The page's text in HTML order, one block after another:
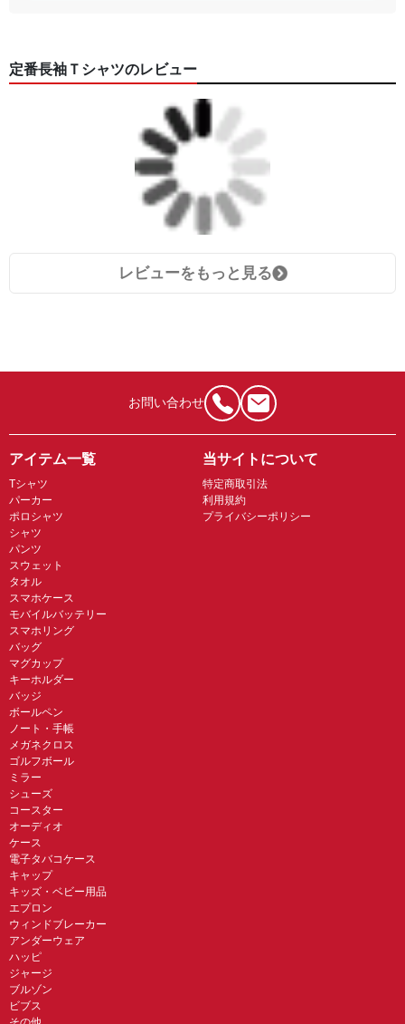
定番長袖Ｔシャツのレビュー
レビューをもっと見る
お問い合わせ
アイテム一覧
Tシャツ
パーカー
ポロシャツ
シャツ
パンツ
スウェット
タオル
スマホケース
モバイルバッテリー
スマホリング
バッグ
マグカップ
キーホルダー
バッジ
ボールペン
ノート・手帳
メガネクロス
ゴルフボール
ミラー
シューズ
コースター
オーディオ
ケース
電子タバコケース
キャップ
キッズ・ベビー用品
エプロン
ウィンドブレーカー
アンダーウェア
ハッピ
ジャージ
ブルゾン
ビブス
当サイトについて
特定商取引法
利用規約
プライバシーポリシー